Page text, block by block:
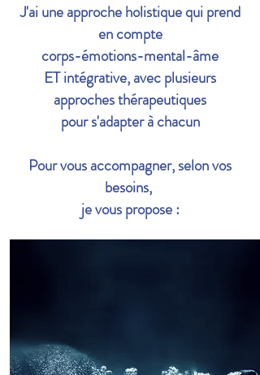
J'ai une approche holistique qui prend
en compte
corps-émotions-mental-âme
ETintégrative, avec plusieurs
approches thérapeutiques
pour s'adapter à chacun
Pour vous accompagner, selon vos
besoins,
je vous propose :